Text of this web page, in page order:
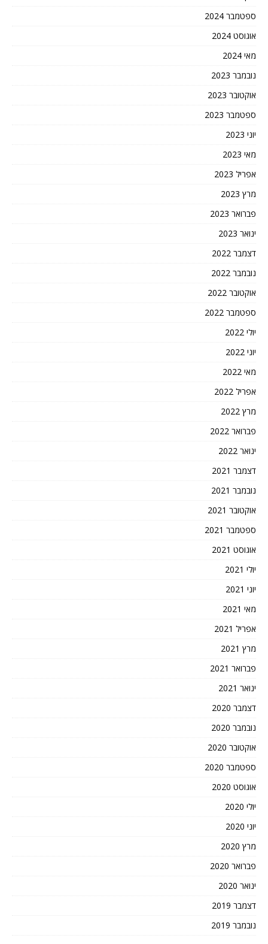
ספטמבר 2024
אוגוסט 2024
מאי 2024
נובמבר 2023
אוקטובר 2023
ספטמבר 2023
יוני 2023
מאי 2023
אפריל 2023
מרץ 2023
פברואר 2023
ינואר 2023
דצמבר 2022
נובמבר 2022
אוקטובר 2022
ספטמבר 2022
יולי 2022
יוני 2022
מאי 2022
אפריל 2022
מרץ 2022
פברואר 2022
ינואר 2022
דצמבר 2021
נובמבר 2021
אוקטובר 2021
ספטמבר 2021
אוגוסט 2021
יולי 2021
יוני 2021
מאי 2021
אפריל 2021
מרץ 2021
פברואר 2021
ינואר 2021
דצמבר 2020
נובמבר 2020
אוקטובר 2020
ספטמבר 2020
אוגוסט 2020
יולי 2020
יוני 2020
מרץ 2020
פברואר 2020
ינואר 2020
דצמבר 2019
נובמבר 2019